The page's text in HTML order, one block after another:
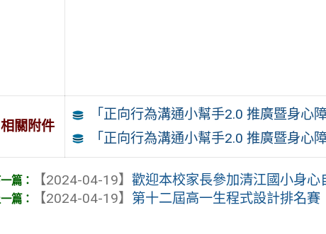
相關附件
「正向行為溝通小幫手2.0 推廣暨身
「正向行為溝通小幫手2.0 推廣暨身
【2024-04-19】歡迎本校家長參加清江國小身
【2024-04-19】 第十二屆高一生程式設計排名賽